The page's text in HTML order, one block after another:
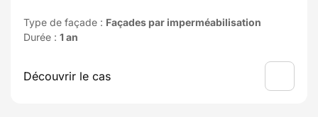
Type de façade : Façades par imperméabilisation
Durée : 1 an
Découvrir le cas